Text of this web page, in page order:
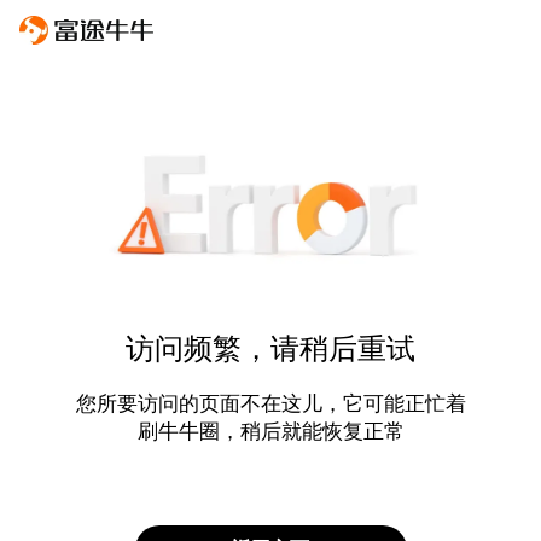
访问频繁，请稍后重试
您所要访问的页面不在这儿，它可能正忙着
刷牛牛圈，稍后就能恢复正常